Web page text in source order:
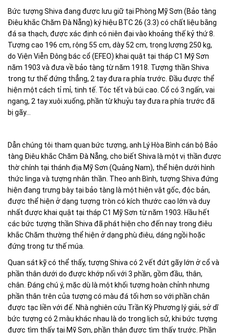
Bức tượng Shiva đang được lưu giữ tại Phòng Mỹ Sơn (Bảo tàng
Điêu khắc Chăm Đà Nẵng) ký hiệu BTC 26 (3.3) có chất liệu bằng
đá sa thạch, được xác định có niên đại vào khoảng thế kỷ thứ 8.
Tượng cao 196 cm, rộng 55 cm, dày 52 cm, trọng lượng 250 kg,
do Viện Viễn Đông bác cổ (EFEO) khai quật tại tháp C1 Mỹ Sơn
năm 1903 và đưa về bảo tàng từ năm 1918. Tượng thần Shiva
trong tư thế đứng thẳng, 2 tay đưa ra phía trước. Đầu được thể
hiện một cách tỉ mỉ, tinh tế. Tóc tết và búi cao. Cổ có 3 ngấn, vai
ngang, 2 tay xuôi xuống, phần từ khuỷu tay đưa ra phía trước đã
bị gãy...
Dẫn chúng tôi tham quan bức tượng, anh Lý Hòa Bình cán bộ Bảo
tàng Điêu khắc Chăm Đà Nẵng, cho biết Shiva là một vị thần được
thờ chính tại thánh địa Mỹ Sơn (Quảng Nam), thể hiện dưới hình
thức linga và tượng nhân thần. Theo anh Bình, tượng Shiva đứng
hiện đang trưng bày tại bảo tàng là một hiện vật gốc, độc bản,
được thể hiện ở dạng tượng tròn có kích thước cao lớn và duy
nhất được khai quật tại tháp C1 Mỹ Sơn từ năm 1903. Hầu hết
các bức tượng thần Shiva đã phát hiện cho đến nay trong điêu
khắc Chăm thường thể hiện ở dạng phù điêu, dáng ngồi hoặc
đứng trong tư thế múa.
Quan sát kỹ có thể thấy, tượng Shiva có 2 vết đứt gãy lớn ở cổ và
phần thân dưới do được khớp nối với 3 phần, gồm đầu, thân,
chân. Đáng chú ý, mặc dù là một khối tượng hoàn chỉnh nhưng
phần thân trên của tượng có màu đá tối hơn so với phần chân
được tạc liền với đế. Nhà nghiên cứu Trần Kỳ Phương lý giải, sở dĩ
bức tượng có 2 màu khác nhau là do trong lịch sử, khi bức tượng
được tìm thấy tại Mỹ Sơn, phần thân được tìm thấy trước. Phần